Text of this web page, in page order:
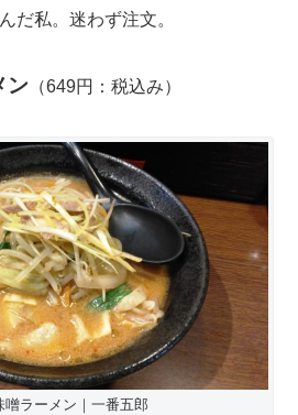
だ私。迷わず注文。
ン （649円：税込み）
噌ラーメン｜一番五郎